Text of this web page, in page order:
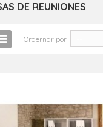
DE REUNIONES
Ordernar por --